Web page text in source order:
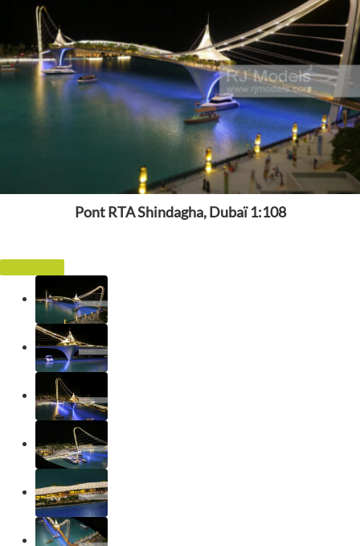
Pont RTA Shindagha, Dubaï 1:108